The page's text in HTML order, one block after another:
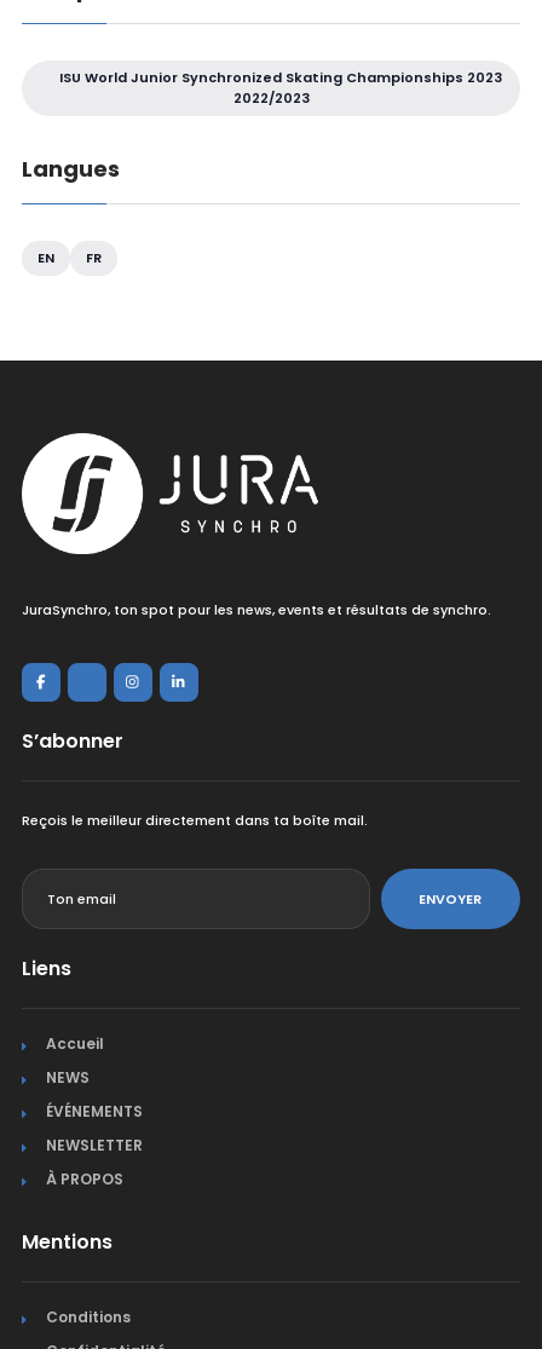
ISU World Junior Synchronized Skating Championships 2023
2022/2023
Langues
EN FR
JuraSynchro, ton spot pour les news, events et résultats de synchro.
S’abonner
Reçois le meilleur directement dans ta boîte mail.
ENVOYER
Liens
Accueil
NEWS
ÉVÉNEMENTS
NEWSLETTER
À PROPOS
Mentions
Conditions